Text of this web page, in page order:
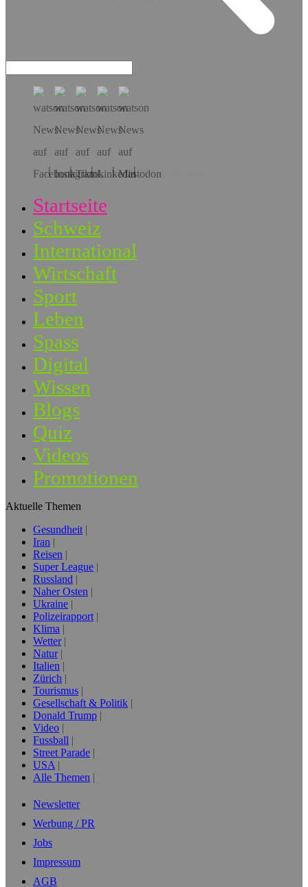
Hol dir die App!
Startseite
Schweiz
International
Wirtschaft
Sport
Leben
Spass
Digital
Wissen
Blogs
Quiz
Videos
Promotionen
Aktuelle Themen
Gesundheit
Iran
Reisen
Super League
Russland
Naher Osten
Ukraine
Polizeirapport
Klima
Wetter
Natur
Italien
Zürich
Tourismus
Gesellschaft & Politik
Donald Trump
Video
Fussball
Street Parade
USA
Alle Themen
Newsletter
Werbung / PR
Jobs
Impressum
AGB